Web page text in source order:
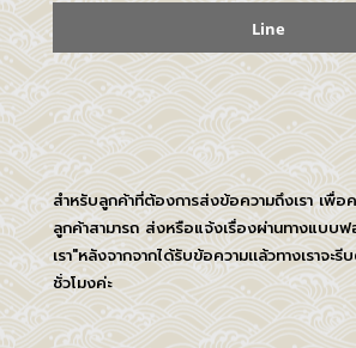
Line
สำหรับลูกค้าที่ต้องการส่งข้อความถึงเรา เพื่อ
ลูกค้าสามารถ ส่งหรือแจ้งเรื่องผ่านทางแบบ
เรา"หลังจากจากได้รับข้อความเเล้วทางเราจ
ชั่วโมงค่ะ